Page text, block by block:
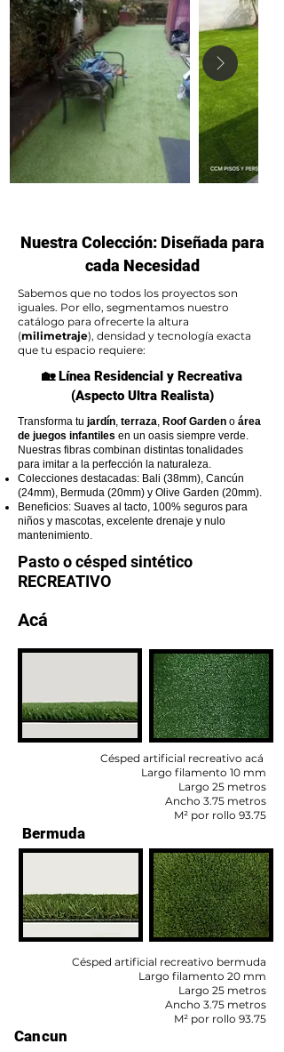
Nuestra Colección: Diseñada para
cada Necesidad
Sabemos que no todos los proyectos son
iguales. Por ello, segmentamos nuestro
catálogo para ofrecerte la altura
(milimetraje), densidad y tecnología exacta
que tu espacio requiere:
🏡 Línea Residencial y Recreativa
(Aspecto Ultra Realista)
Transforma tu jardín, terraza, Roof Garden o área
de juegos infantiles en un oasis siempre verde.
Nuestras fibras combinan distintas tonalidades
para imitar a la perfección la naturaleza.
Colecciones destacadas: Bali (38mm), Cancún
(24mm), Bermuda (20mm) y Olive Garden (20mm).
Beneficios: Suaves al tacto, 100% seguros para
niños y mascotas, excelente drenaje y nulo
mantenimiento.
Pasto o césped sintético
RECREATIVO
Acá
Césped artificial recreativo acá
Largo filamento 10 mm
Largo 25 metros
Ancho 3.75 metros
M² por rollo 93.75
Bermuda
Césped artificial recreativo bermuda
Largo filamento 20 mm
Largo 25 metros
Ancho 3.75 metros
M² por rollo 93.75
Cancun